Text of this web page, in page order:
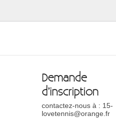
Demande
d’inscription
contactez-nous à : 15-
lovetennis@orange.fr